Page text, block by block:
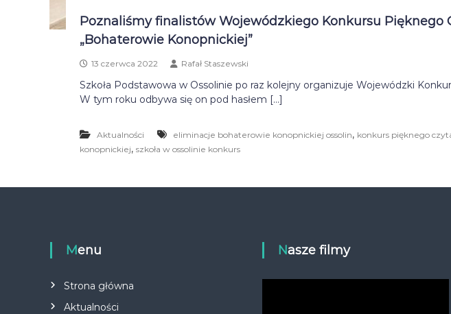
Poznaliśmy finalistów Wojewódzkiego Konkursu Pięknego
„Bohaterowie Konopnickiej”
13 czerwca 2022 Rafał Staszewski
Szkoła Podstawowa w Ossolinie po raz kolejny organizuje Wojewódzki
W tym roku odbywa się on pod hasłem […]
Aktualności eliminacje bohaterowie konopnickiej ossolin, konkurs pięknego
konopnickiej, szkoła w ossolinie konkurs
Menu
Strona główna
Aktualności
Nasze filmy